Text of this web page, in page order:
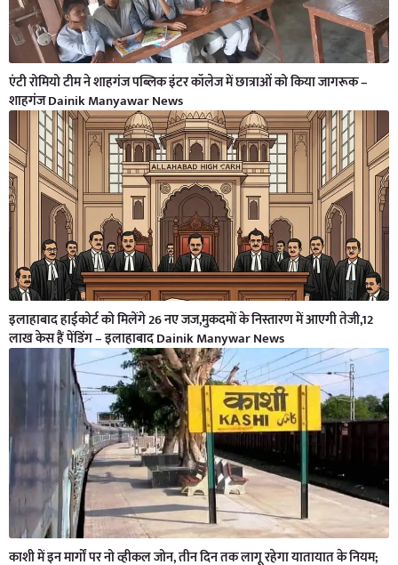
एंटी रोमियो टीम ने शाहगंज पब्लिक इंटर कॉलेज में छात्राओं को किया जागरूक –
शाहगंज Dainik Manyawar News
इलाहाबाद हाईकोर्ट को मिलेंगे 26 नए जज,मुकदमों के निस्तारण में आएगी तेजी,12
लाख केस हैं पेंडिंग – इलाहाबाद Dainik Manywar News
काशी में इन मार्गों पर नो व्हीकल जोन, तीन दिन तक लागू रहेगा यातायात के नियम;